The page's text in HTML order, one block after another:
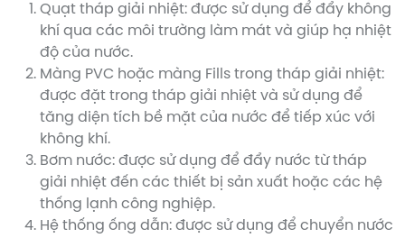
Quạt tháp giải nhiệt: được sử dụng để đẩy không
khí qua các môi trường làm mát và giúp hạ nhiệt
độ của nước.
Màng PVC hoặc màng Fills trong tháp giải nhiệt:
được đặt trong tháp giải nhiệt và sử dụng để
tăng diện tích bề mặt của nước để tiếp xúc với
không khí.
Bơm nước: được sử dụng để đẩy nước từ tháp
giải nhiệt đến các thiết bị sản xuất hoặc các hệ
thống lạnh công nghiệp.
Hệ thống ống dẫn: được sử dụng để chuyển nước